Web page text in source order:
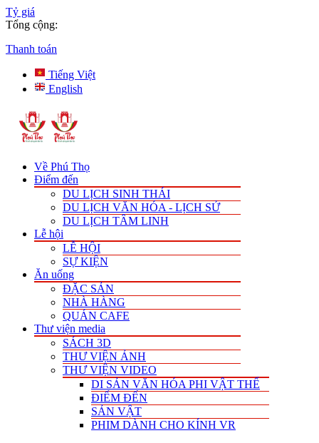
Tỷ giá
Tổng cộng:
Thanh toán
Tiếng Việt
English
Về Phú Thọ
Điểm đến
DU LỊCH SINH THÁI
DU LỊCH VĂN HÓA - LỊCH SỬ
DU LỊCH TÂM LINH
Lễ hội
LỄ HỘI
SỰ KIỆN
Ăn uống
ĐẶC SẢN
NHÀ HÀNG
QUÁN CAFE
Thư viện media
SÁCH 3D
THƯ VIỆN ẢNH
THƯ VIỆN VIDEO
DI SẢN VĂN HÓA PHI VẬT THỂ
ĐIỂM ĐẾN
SẢN VẬT
PHIM DÀNH CHO KÍNH VR